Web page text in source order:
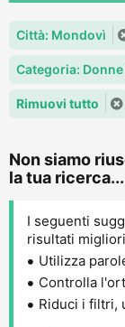
Città: Mondovì
Categoria:
Rimuovi tutto
Non siamo
la tua ricerca...
I seguenti
risultati migliori
Utilizza
Controlla
Riduci i filtri,